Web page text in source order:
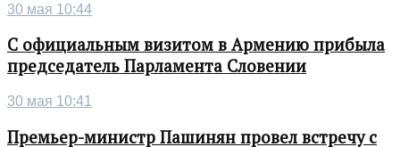
30 мая 10:44
С официальным визитом в Армению прибыла
председатель Парламента Словении
30 мая 10:41
Премьер-министр Пашинян провел встречу с